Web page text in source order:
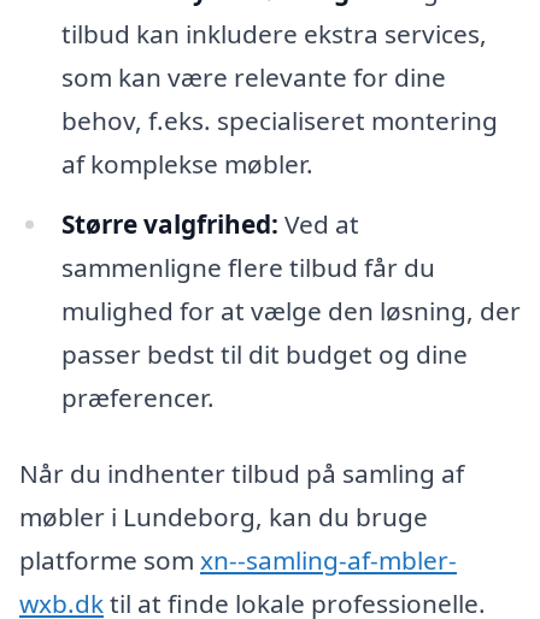
tilbud kan inkludere ekstra services,
som kan være relevante for dine
behov, f.eks. specialiseret montering
af komplekse møbler.
Større valgfrihed: Ved at
sammenligne flere tilbud får du
mulighed for at vælge den løsning, der
passer bedst til dit budget og dine
præferencer.
Når du indhenter tilbud på samling af
møbler i Lundeborg, kan du bruge
platforme som xn--samling-af-mbler-
wxb.dktil at finde lokale professionelle.